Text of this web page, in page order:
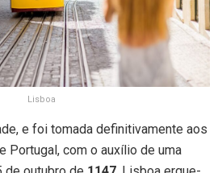
Lisboa
e foi tomada definitivamente aos
Portugal, com o auxílio de uma